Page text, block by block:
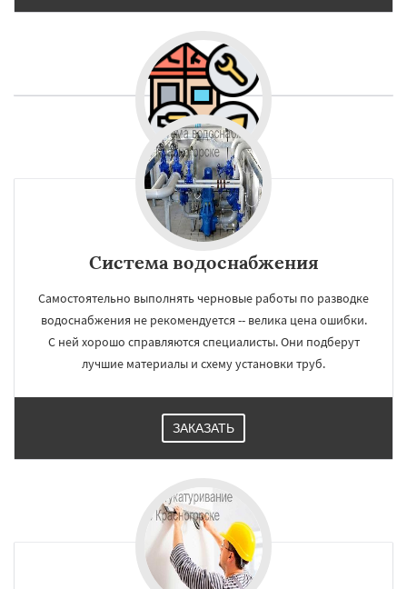
Система водоснабжения
Самостоятельно выполнять черновые работы по разводке
водоснабжения не рекомендуется -- велика цена ошибки.
С ней хорошо справляются специалисты. Они подберут
лучшие материалы и схему установки труб.
ЗАКАЗАТЬ